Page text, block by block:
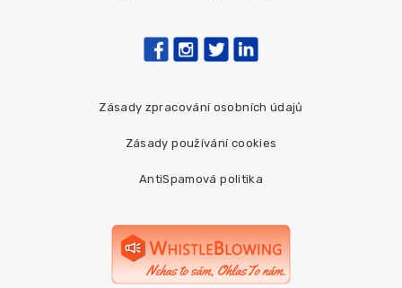
Zásady zpracování osobních údajů
Zásady používání cookies
AntiSpamová politika